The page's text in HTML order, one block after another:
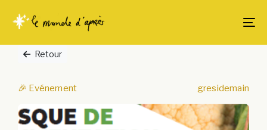
links
content
Retour
🎉 Evénement gresidemain